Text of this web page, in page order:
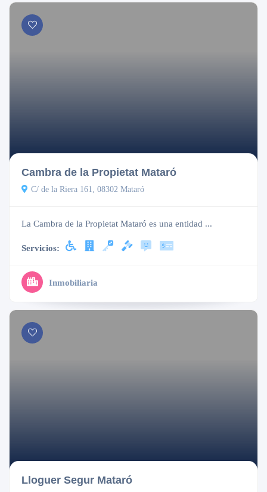
Cambra de la Propietat Mataró
C/ de la Riera 161, 08302 Mataró
La Cambra de la Propietat Mataró es una entidad ...
Servicios:
Inmobiliaria
Lloguer Segur Mataró